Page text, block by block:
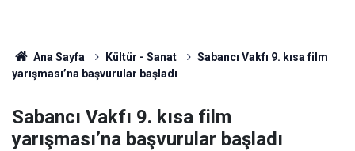
Ana Sayfa Kültür - Sanat
Sabancı Vakfı 9. kısa film
yarışması’na başvurular başladı
Sabancı Vakfı 9. kısa film
yarışması’na başvurular başladı